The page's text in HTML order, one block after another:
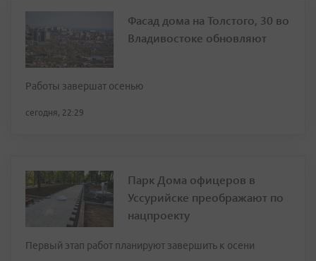
Фасад дома на Толстого, 30 во
Владивостоке обновляют
Работы завершат осенью
сегодня, 22:29
Парк Дома офицеров в
Уссурийске преображают по
нацпроекту
Первый этап работ планируют завершить к осени